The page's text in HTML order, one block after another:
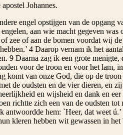
Johannes.
engel opstijgen van de opgang
aan wie macht gegeven
of zee of aan de bomen voordat wij
4 Daarop vernam ik het
9 Daarna zag ik een grote
voor de troon en voor het lam,
komt van onze God, die op de troon
de oudsten en de vier dieren, en
en wijsheid en dank en eer
richtte zich een van de oudsten
antwoordde hem: `Heer, dat weet
kleren hebben wit gewassen in het